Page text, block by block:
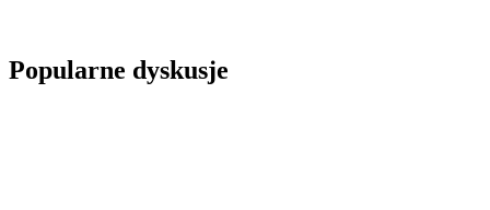
Popularne dyskusje